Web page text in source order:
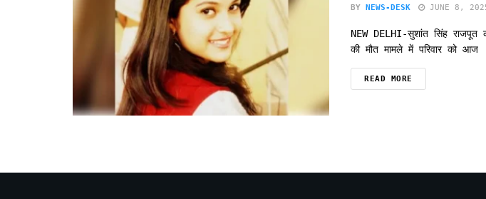
BY NEWS-DESK JUNE 8,
NEW DELHI-सुशांत सिंह राजपूत
की मौत मामले में परिवार को
READ MORE